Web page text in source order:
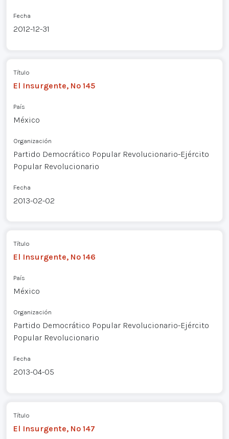
Fecha
2012-12-31
Título
El Insurgente, Nº 145
País
México
Organización
Partido Democrático Popular Revolucionario-Ejército
Popular Revolucionario
Fecha
2013-02-02
Título
El Insurgente, Nº 146
País
México
Organización
Partido Democrático Popular Revolucionario-Ejército
Popular Revolucionario
Fecha
2013-04-05
Título
El Insurgente, Nº 147